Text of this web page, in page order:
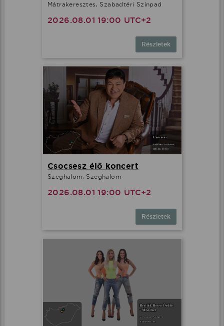
Mátrakeresztes, Szabadtéri Színpad
2026.08.01 19:00 UTC+2
Részletek
Csocsesz élő koncert
Szeghalom, Szeghalom
2026.08.01 19:00 UTC+2
Részletek